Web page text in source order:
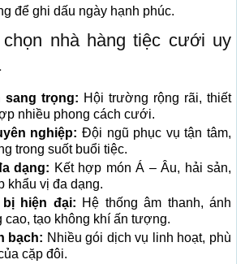
để ghi dấu ngày hạnh phúc.
nhà hàng tiệc cưới uy
sang trọng: Hội trường rộng rãi, thiết
nhiều phong cách cưới.
nghiệp: Đội ngũ phục vụ tận tâm,
trong suốt buổi tiệc.
dạng: Kết hợp món Á – Âu, hải sản,
khẩu vị đa dạng.
hiện đại: Hệ thống âm thanh, ánh
tạo không khí ấn tượng.
bạch: Nhiều gói dịch vụ linh hoạt, phù
cặp đôi.